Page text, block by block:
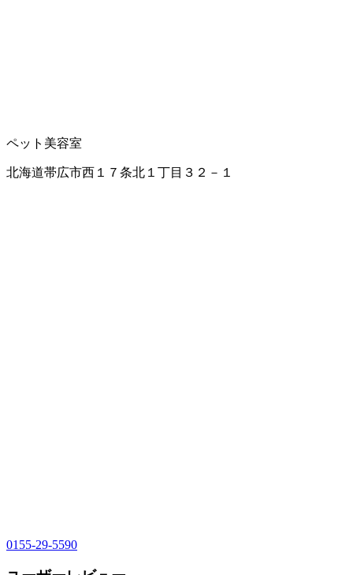
ペット美容室
北海道帯広市西１７条北１丁目３２－１
0155-29-5590